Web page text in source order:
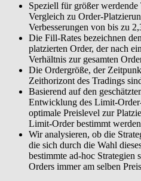
Speziell für größer
Vergleich zu Order-
Verbesserungen von bis zu
Die Fill-Rates bezeichnen
platzierten Order, der nach
Verhältnis zur gesamten
Die Ordergröße, der
Zeithorizont des Tradings
Basierend auf den
Entwicklung des Limit-
optimale Preislevel zur
Limit-Order bestimmt
Wir analysieren, ob die
die sich durch die Wahl
bestimmte ad-hoc Strategien
Orders immer am selben